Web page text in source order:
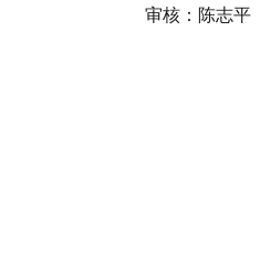
审核：陈志平